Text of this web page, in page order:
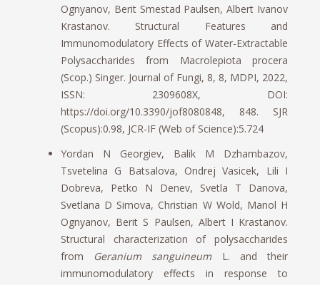
Ognyanov, Berit Smestad Paulsen, Albert Ivanov
Krastanov. Structural Features and
Immunomodulatory Effects of Water-Extractable
Polysaccharides from Macrolepiota procera
(Scop.) Singer. Journal of Fungi, 8, 8, MDPI, 2022,
ISSN: 2309608X, DOI:
https://doi.org/10.3390/jof8080848, 848. SJR
(Scopus):0.98, JCR-IF (Web of Science):5.724
Yordan N Georgiev, Balik M Dzhambazov,
Tsvetelina G Batsalova, Ondrej Vasicek, Lili I
Dobreva, Petko N Denev, Svetla T Danova,
Svetlana D Simova, Christian W Wold, Manol H
Ognyanov, Berit S Paulsen, Albert I Krastanov.
Structural characterization of polysaccharides
from Geranium sanguineum L. and their
immunomodulatory effects in response to